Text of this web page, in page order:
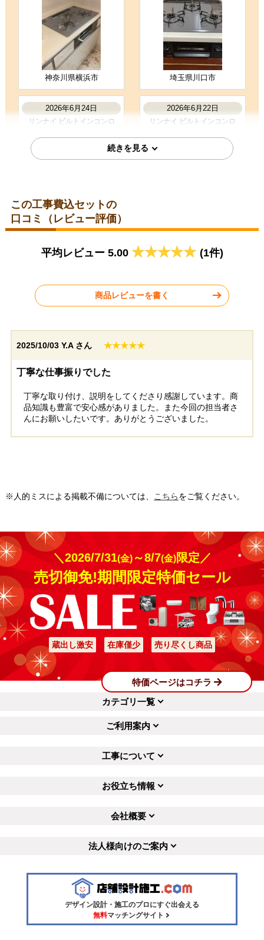
工事満足度 ★★★★☆ 受注満足度 ★★★★☆
購入の決め手
価格が安かった
お客様の声をもっと見る
神奈川県横浜市 埼玉県川口市
2026年6月24日
リンナイ ビルトインコンロ
神奈川県横浜市
2026年6月22日
リンナイ ビルトインコンロ
2026年6月9日 2026年6月8日
工事実績をもっと見る
この工事費込セットの
口コミ（レビュー評価）
平均レビュー 5.00 (1件)
商品レビューを書く
2025/10/03 Y.A さん ★★★★★
丁寧な仕事振りでした
丁寧な取り付け、説明をしてくださり感謝しています。商
品知識も豊富で安心感がありました。また今回の担当者さ
んにお願いしたいです。ありがとうございました。
※人的ミスによる掲載不備については、 こちらをご覧ください。
＼2026/7/31(金)～8/7(金)限定／
売切御免!期間限定特価セール
蔵出し激安 在庫僅少 売り尽くし商品
特価ページはコチラ
カテゴリ一覧
ご利用案内
工事について
お役立ち情報
会社概要
法人様向けのご案内
デザイン設計・施工のプロにすぐ出会える
無料マッチングサイト